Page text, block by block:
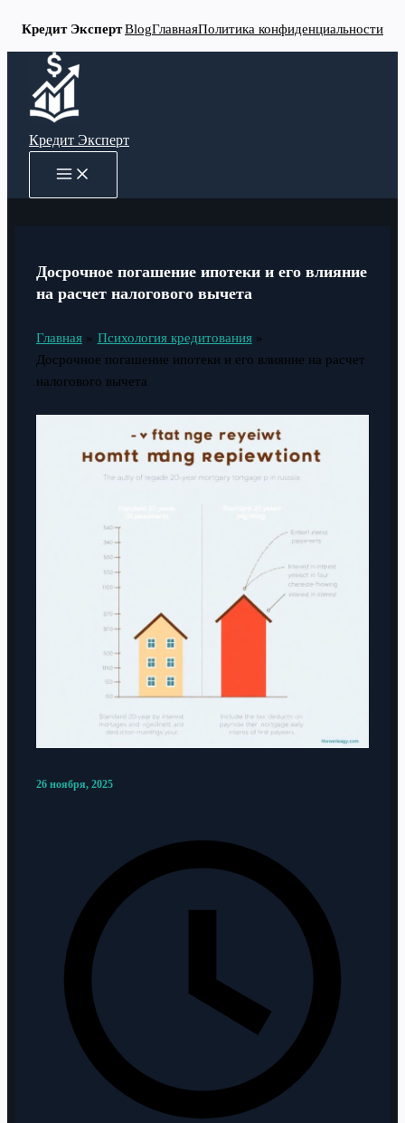
Кредит ЭкспертBlogГлавнаяПолитика конфиденциальности
Перейти
содержимому
Кредит Эксперт
MAIN
MENU
Досрочное погашение ипотеки и его влияние
на расчет налогового вычета
Главная
Психология кредитования
Досрочное погашение ипотеки и его влияние на расчет
налогового вычета
26 ноября, 2025